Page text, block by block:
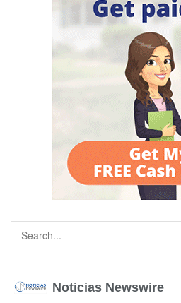
Noticias Newswire